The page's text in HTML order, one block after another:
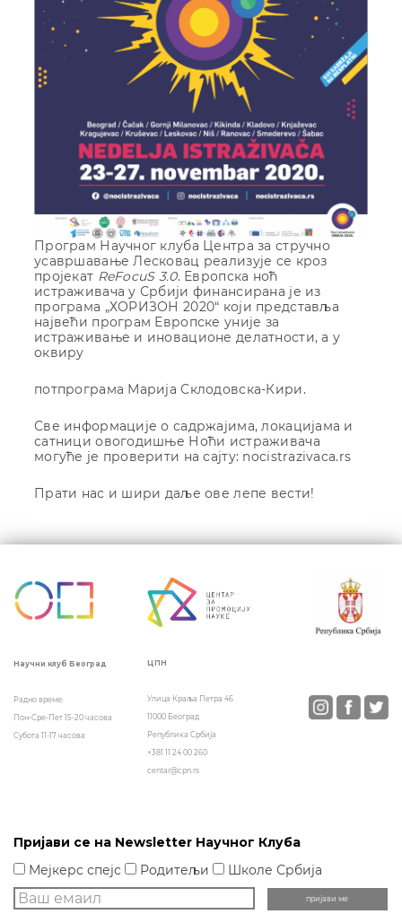
Програм Научног клуба Центра за стручно
усавршавање Лесковац реализује се кроз
пројекат ReFocuS 3.0. Европска ноћ
истраживача у Србији финансирана је из
програма „ХОРИЗОН 2020“ који представља
највећи програм Европске уније за
истраживање и иновационе делатности, а у
оквиру
потпрограма Марија Склодовска-Кири.
Све информације о садржајима, локацијама и
сатници овогодишње Ноћи истраживача
могуће је проверити на сајту: nocistrazivaca.rs
Прати нас и шири даље ове лепе вести!
Кретање
Научни клуб Београд
Радно време:
Пон-Сре-Пет 15-20 часова
Субота 11-17 часова
ЦПН
Улица Краља Петра 46
11000 Београд
Република Србија
+381 11 24 00 260
centar@cpn.rs
Пријави се на Newsletter Научног Клуба
Мејкерс спејс
Родитељи Школе Србија